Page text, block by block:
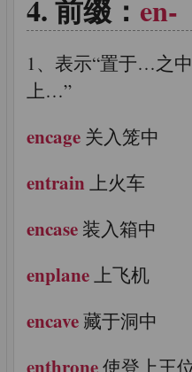
前缀： en-
1、表示“置于…之
上…”
encage 关入笼中
entrain 上火车
encase 装入箱中
enplane 上飞机
encave藏于洞中
enthrone使登上王